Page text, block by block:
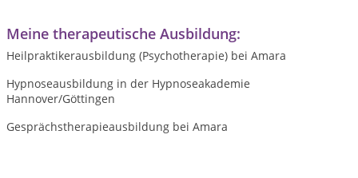
Meine therapeutische Ausbildung:
Heilpraktikerausbildung (Psychotherapie) bei Amara
Hypnoseausbildung in der Hypnoseakademie
Hannover/Göttingen
Gesprächstherapieausbildung bei Amara